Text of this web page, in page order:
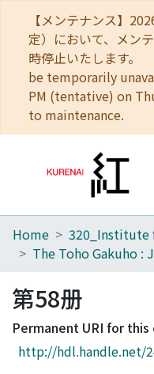
【メンテナンス】
定）において、メン
時停止いたします
be temporarily
PM (tentative) on
to maintenance.
Home
Browse
Download Ranking
Access Statistics
Home
第58册
Permanent URI for
http://hdl.handle.net/